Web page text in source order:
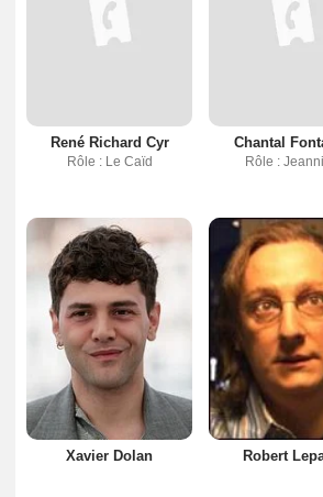
René Richard Cyr
Rôle : Le Caïd
Chantal
Rôle :
Xavier Dolan Robert